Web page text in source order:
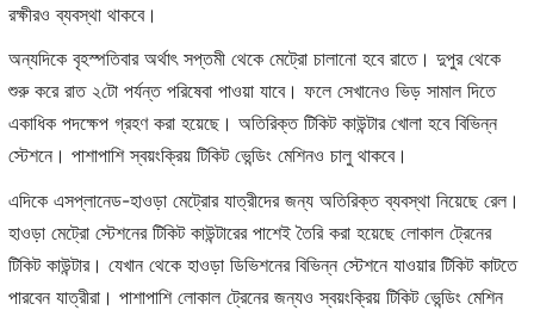
রক্ষীরও ব্যবস্থা থাকবে।
অন্যদিকে বৃহস্পতিবার অর্থাৎ সপ্তমী থেকে মেট্রো চালানো হবে রাতে। দুপুর থেকে
শুরু করে রাত ২টো পর্যন্ত পরিষেবা পাওয়া যাবে। ফলে সেখানেও ভিড় সামাল দিতে
একাধিক পদক্ষেপ গ্রহণ করা হয়েছে। অতিরিক্ত টিকিট কাউন্টার খোলা হবে বিভিন্ন
স্টেশনে। পাশাপাশি স্বয়ংক্রিয় টিকিট ভেন্ডিং মেশিনও চালু থাকবে।
এদিকে এসপ্লানেড-হাওড়া মেট্রোর যাত্রীদের জন্য অতিরিক্ত ব্যবস্থা নিয়েছে রেল।
হাওড়া মেট্রো স্টেশনের টিকিট কাউন্টারের পাশেই তৈরি করা হয়েছে লোকাল ট্রেনের
টিকিট কাউন্টার। যেখান থেকে হাওড়া ডিভিশনের বিভিন্ন স্টেশনে যাওয়ার টিকিট কাটতে
পারবেন যাত্রীরা। পাশাপাশি লোকাল ট্রেনের জন্যও স্বয়ংক্রিয় টিকিট ভেন্ডিং মেশিন